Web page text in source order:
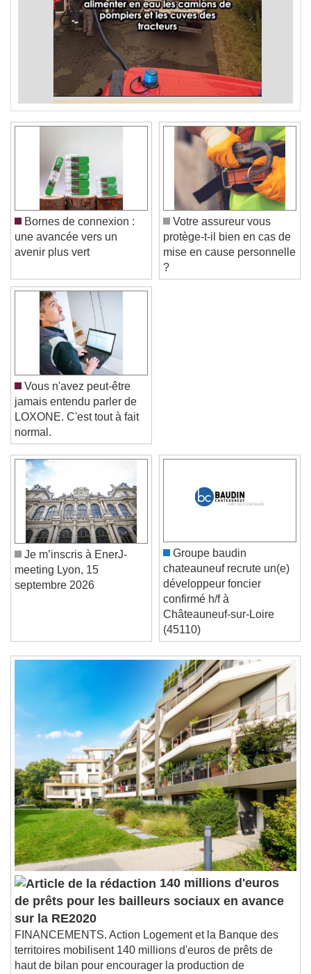
Video Player is loading.
Play Video
Play
Skip Backward
Unmute
Current Time0:00
/
Duration-:-
Seek to live, currently behind live
Remaining Time-0:00
Chapters
Chapters
Descriptions
descriptions off, selected
Subtitles
subtitles settings, opens subtitles
settings dialog
subtitles off, selected
Audio Track
Picture-in-Picture
Fullscreen
This is a modal window.
Beginning of dialog window. Escape will cancel
and close the window.
Text
Color Opacity
Bornes de connexion :
une avancée vers un
Votre assureur vous
protège-t-il bien en cas de
mise en cause personnelle
?
Vous n'avez peut-être
jamais entendu parler de
LOXONE. C'est tout à fait
normal.
Je m’inscris à EnerJ-
meeting Lyon, 15
Groupe baudin
chateauneuf recrute un(e)
développeur foncier
confirmé h/f à
Châteauneuf-sur-Loire
(45110)
140 millions d'euros
de prêts pour les bailleurs sociaux en avance
sur la RE2020
FINANCEMENTS. Action Logement et la Banque des
territoires mobilisent 140 millions d'euros de prêts de